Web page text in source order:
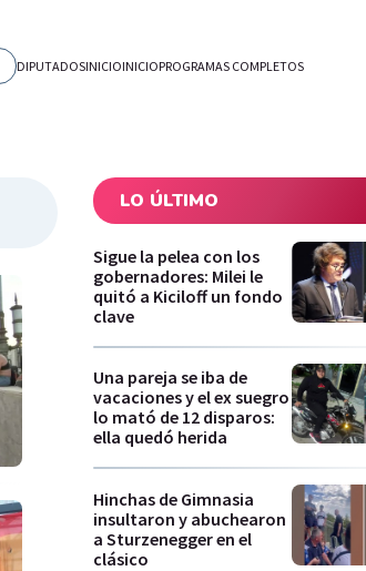
DIPUTADOSINICIOINICIOPROGRAMAS COMPLETOS
LO ÚLTIMO
Sigue la pelea con los
gobernadores: Milei le
quitó a Kiciloff un fondo
clave
Una pareja se iba de
vacaciones y el ex suegro
lo mató de 12 disparos:
ella quedó herida
Hinchas de Gimnasia
insultaron y abuchearon
a Sturzenegger en el
clásico